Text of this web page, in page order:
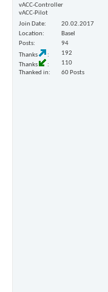
vACC-Controller
vACC-Pilot
Join Date
20.02.2017
Location
Basel
Posts
94
Thanks
192
Thanks
110
Thanked in
60 Posts